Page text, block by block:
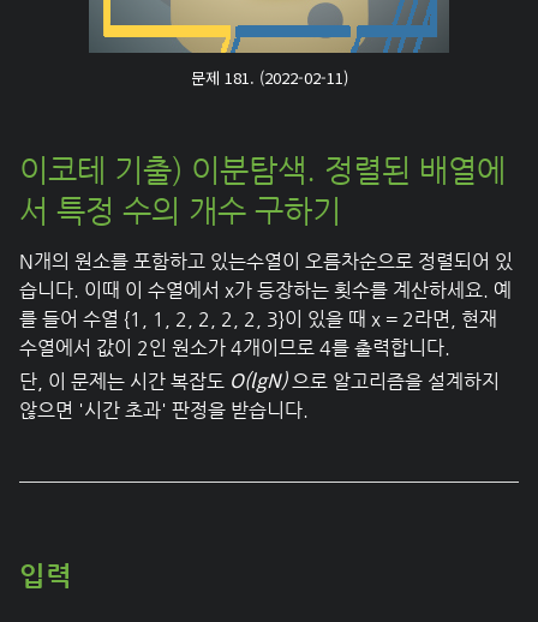
문제 181. (2022-02-11)
이코테 기출) 이분탐색. 정렬된 배열에
서 특정 수의 개수 구하기
N개의 원소를 포함하고 있는수열이 오름차순으로 정렬되어 있
습니다. 이때 이 수열에서 x가 등장하는 횟수를 계산하세요. 예
를 들어 수열 {1, 1, 2, 2, 2, 2, 3}이 있을 때 x = 2라면, 현재
수열에서 값이 2인 원소가 4개이므로 4를 출력합니다.
단, 이 문제는 시간 복잡도 O(lgN)으로 알고리즘을 설계하지
않으면 '시간 초과' 판정을 받습니다.
입력